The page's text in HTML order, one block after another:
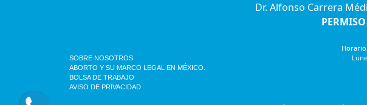
Dr. Alfonso Carrera
SOBRE NOSOTROS
ABORTO Y SU MARCO LEGAL EN MÉXICO.
BOLSA DE TRABAJO
AVISO DE PRIVACIDAD